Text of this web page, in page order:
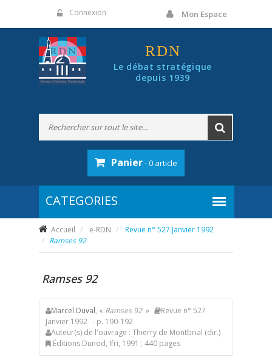
Connexion Mon Espace
RDN
Le débat stratégique
depuis 1939
Panier- 0 article
Accueil e-RDN
Revue n° 527 Janvier 1992
Ramses 92
Ramses 92
Marcel Duval, « Ramses 92»
Revue n° 527
Janvier 1992 - p. 190-192
Auteur(s) de l'ouvrage : Thierry de Montbrial (dir.)
Éditions Dunod, Ifri, 1991 ; 440 pages